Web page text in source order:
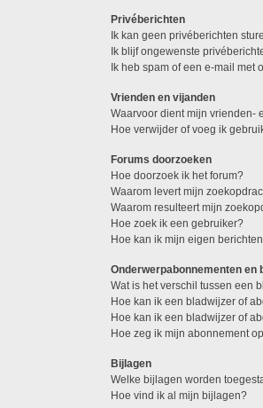
Privéberichten
Ik kan geen privéberichten
Ik blijf ongewenste
Ik heb spam of een e-mail
Vrienden en vijanden
Waarvoor dient mijn vrienden-
Hoe verwijder of voeg ik
Forums doorzoeken
Hoe doorzoek ik het forum?
Waarom levert mijn
Waarom resulteert mijn
Hoe zoek ik een gebruiker?
Hoe kan ik mijn eigen
Onderwerpabonnementen en
Wat is het verschil tussen een
Hoe kan ik een bladwijzer of
Hoe kan ik een bladwijzer of
Hoe zeg ik mijn abonnement
Bijlagen
Welke bijlagen worden
Hoe vind ik al mijn bijlagen?